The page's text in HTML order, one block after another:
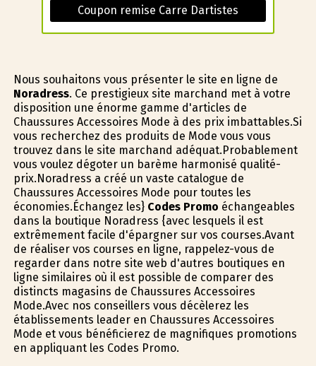
Coupon remise Carre Dartistes
Nous souhaitons vous présenter le site en ligne de
Noradress. Ce prestigieux site marchand met à votre
disposition une énorme gamme d'articles de
Chaussures Accessoires Mode à des prix imbattables.Si
vous recherchez des produits de Mode vous vous
trouvez dans le site marchand adéquat.Probablement
vous voulez dégoter un barème harmonisé qualité-
prix.Noradress a créé un vaste catalogue de
Chaussures Accessoires Mode pour toutes les
économies.Échangez les} Codes Promo échangeables
dans la boutique Noradress {avec lesquels il est
extrêmement facile d'épargner sur vos courses.Avant
de réaliser vos courses en ligne, rappelez-vous de
regarder dans notre site web d'autres boutiques en
ligne similaires où il est possible de comparer des
distincts magasins de Chaussures Accessoires
Mode.Avec nos conseillers vous décèlerez les
établissements leader en Chaussures Accessoires
Mode et vous bénéficierez de magnifiques promotions
en appliquant les Codes Promo.